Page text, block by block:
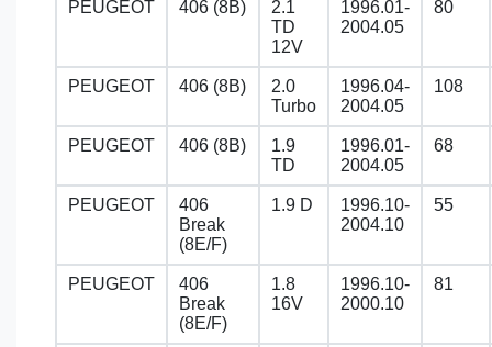
PEUGEOT 406 (8B)
2.1
TD
12V
1996.01-
2004.05
80
PEUGEOT 406 (8B)
2.0
Turbo
1996.04-
2004.05
108
PEUGEOT 406 (8B)
1.9
TD
1996.01-
2004.05
68
PEUGEOT
406
Break
(8E/F)
1.9 D
1996.10-
2004.10
55
PEUGEOT
406
Break
(8E/F)
1.8
16V
1996.10-
2000.10
81